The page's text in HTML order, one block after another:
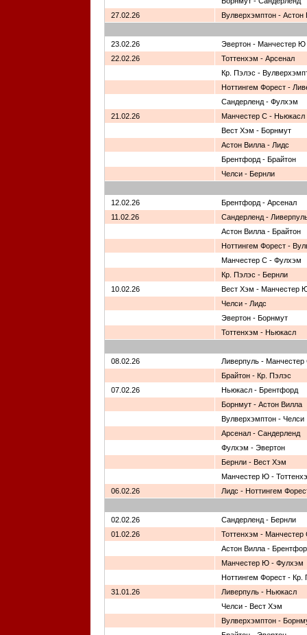
27.02.26
Вулверхэмптон - Астон
23.02.26
Эвертон - Манчестер Ю
22.02.26
Тоттенхэм - Арсенал
Кр. Пэлэс -
Ноттингем Форест -
Сандерленд - Фулхэм
21.02.26
Манчестер С - Ньюкасл
Вест Хэм - Борнмут
Астон Вилла - Лидс
Брентфорд - Брайтон
Челси - Бернли
12.02.26
Брентфорд - Арсенал
11.02.26
Сандерленд -
Астон Вилла - Брайтон
Ноттингем Форест -
Манчестер С - Фулхэм
Кр. Пэлэс - Бернли
10.02.26
Вест Хэм - Манчестер
Челси - Лидс
Эвертон - Борнмут
Тоттенхэм - Ньюкасл
08.02.26
Ливерпуль - Манчестер
Брайтон - Кр. Пэлэс
07.02.26
Ньюкасл - Брентфорд
Борнмут - Астон Вилла
Вулверхэмптон - Челси
Арсенал - Сандерленд
Фулхэм - Эвертон
Бернли - Вест Хэм
Манчестер Ю -
06.02.26
Лидс - Ноттингем
02.02.26
Сандерленд - Бернли
01.02.26
Тоттенхэм - Манчестер
Астон Вилла -
Манчестер Ю - Фулхэм
Ноттингем Форест - Кр.
31.01.26
Ливерпуль - Ньюкасл
Челси - Вест Хэм
Вулверхэмптон -